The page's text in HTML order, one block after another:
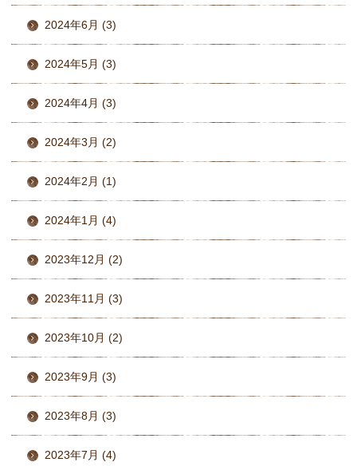
2024年6月 (3)
2024年5月 (3)
2024年4月 (3)
2024年3月 (2)
2024年2月 (1)
2024年1月 (4)
2023年12月 (2)
2023年11月 (3)
2023年10月 (2)
2023年9月 (3)
2023年8月 (3)
2023年7月 (4)